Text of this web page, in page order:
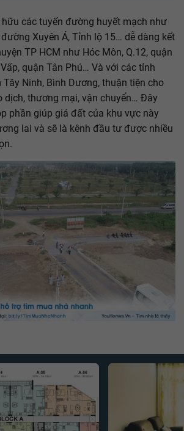
hữu các tuyến đường huyết mạch như
Xuyên Á, Tỉnh lộ 15… dễ dàng kết
TP HCM như Hóc Môn, Q.12, quận
quận Tân Phú… Và với các tỉnh
Ninh, Bình Dương, thuận tiện cho
dịch, thương mại, vận chuyển… Đây
phần giúp giá đất của khu vực này
lai và sẽ là kênh đầu tư được nhiều